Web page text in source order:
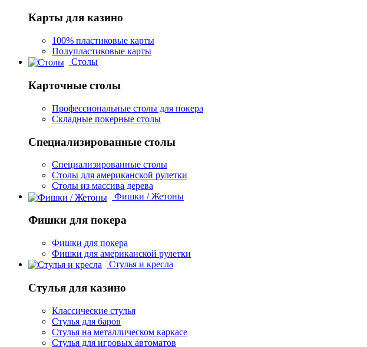
Карты для казино
100% пластиковые карты
Полупластиковые карты
Столы
Карточные столы
Профессиональные столы для покера
Складные покерные столы
Специализированные столы
Специализированные столы
Столы для американской рулетки
Столы из массива дерева
Фишки / Жетоны
Фишки для покера
Фишки для покера
Фишки для американской рулетки
Стулья и кресла
Стулья для казино
Классические стулья
Стулья для баров
Стулья на металлическом каркасе
Стулья для игровых автоматов